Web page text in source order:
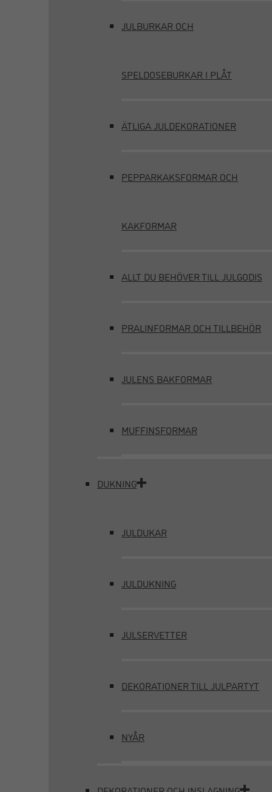
JULBURKAR OCH
SPELDOSEBURKAR I PLÅT
ÄTLIGA JULDEKORATIONER
PEPPARKAKSFORMAR OCH
KAKFORMAR
ALLT DU BEHÖVER TILL JULGODIS
PRALINFORMAR OCH TILLBEHÖR
JULENS BAKFORMAR
MUFFINSFORMAR
DUKNING
JULDUKAR
JULDUKNING
JULSERVETTER
DEKORATIONER TILL JULPARTYT
NYÅR